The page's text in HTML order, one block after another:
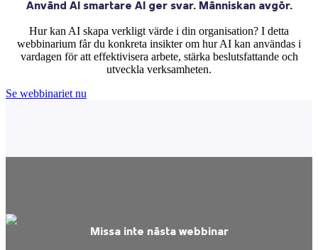
Använd AI smartare AI ger svar. Människan avgör.
Hur kan AI skapa verkligt värde i din organisation? I detta
webbinarium får du konkreta insikter om hur AI kan användas i
vardagen för att effektivisera arbete, stärka beslutsfattande och
utveckla verksamheten.
Se webbinariet nu
Missa inte nästa webbinar